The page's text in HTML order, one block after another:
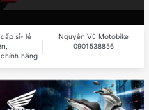
sỉ- lẻ
hãng
Nguyên Vũ Motobike
0901538856